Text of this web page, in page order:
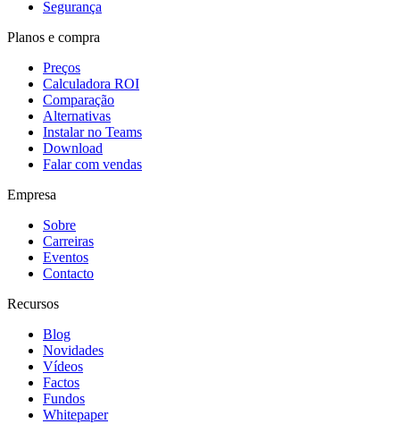
Segurança
Planos e compra
Preços
Calculadora ROI
Comparação
Alternativas
Instalar no Teams
Download
Falar com vendas
Empresa
Sobre
Carreiras
Eventos
Contacto
Recursos
Blog
Novidades
Vídeos
Factos
Fundos
Whitepaper